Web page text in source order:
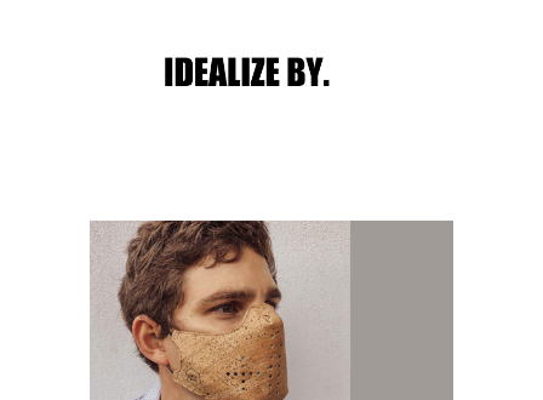
Post navigation